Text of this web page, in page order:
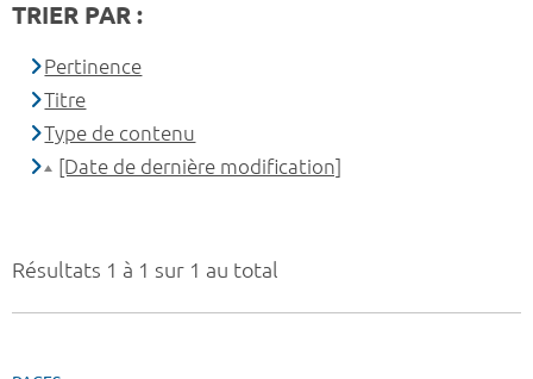
Résultats 1 à 1 sur 1 au total
TRIER PAR :
Pertinence
Titre
Type de contenu
[Date de dernière modification]